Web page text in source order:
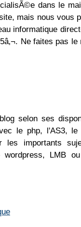
dans le
mais nous vous
informatique
Ne faites pas
selon ses
le php, l'AS3,
les importants
wordpress, LMB